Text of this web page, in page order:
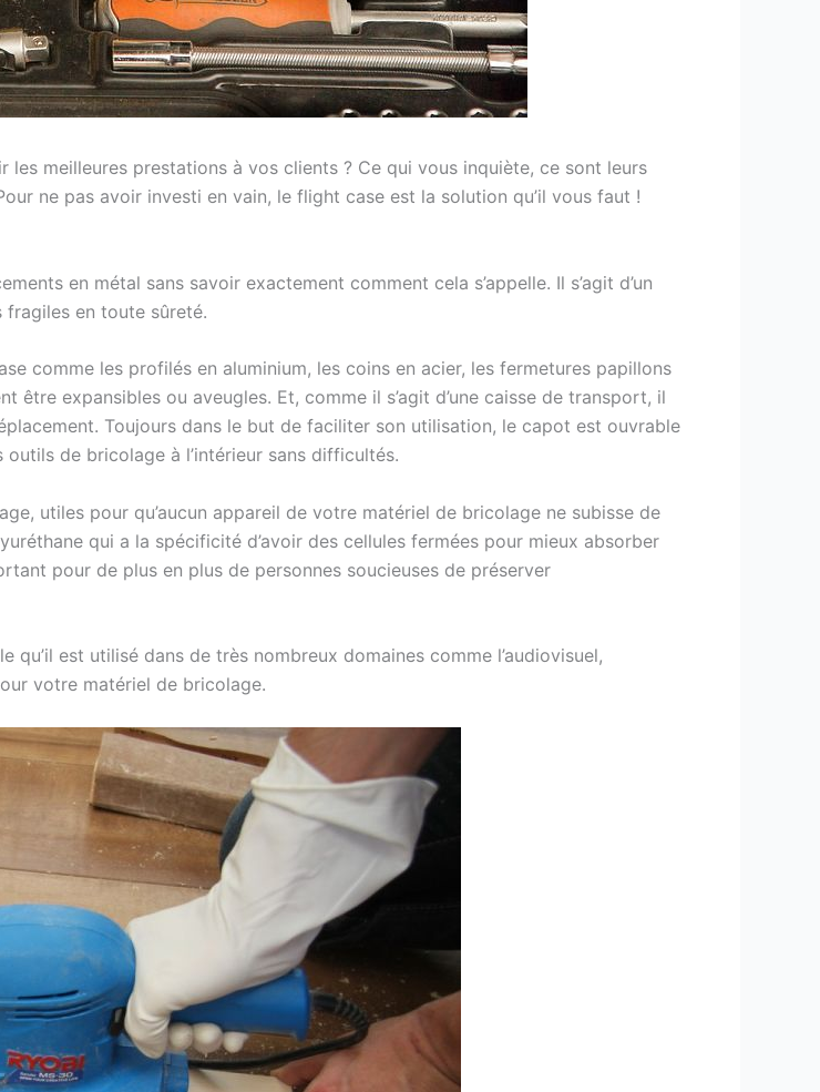
meilleures prestations à vos clients ? Ce qui vous inquiète, ce sont leurs
ne pas avoir investi en vain, le flight case est la solution qu’il vous faut !
en métal sans savoir exactement comment cela s’appelle. Il s’agit d’un
en toute sûreté.
comme les profilés en aluminium, les coins en acier, les fermetures papillons
expansibles ou aveugles. Et, comme il s’agit d’une caisse de transport, il
Toujours dans le but de faciliter son utilisation, le capot est ouvrable
de bricolage à l’intérieur sans difficultés.
utiles pour qu’aucun appareil de votre matériel de bricolage ne subisse de
qui a la spécificité d’avoir des cellules fermées pour mieux absorber
pour de plus en plus de personnes soucieuses de préserver
est utilisé dans de très nombreux domaines comme l’audiovisuel,
votre matériel de bricolage.